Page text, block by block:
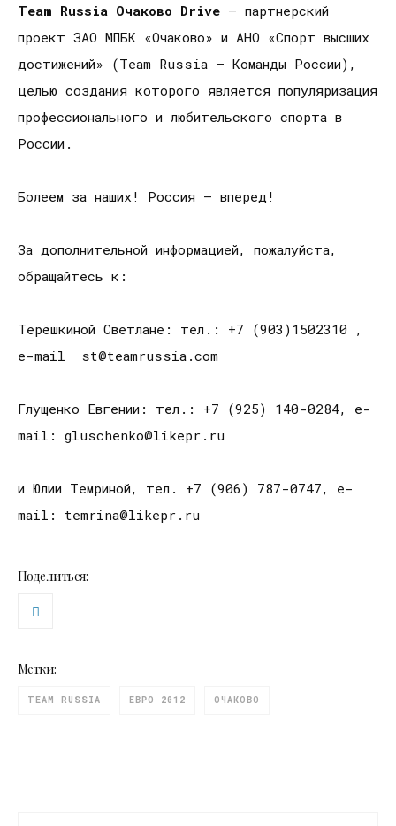
Team Russia Очаково Drive – партнерский
проект ЗАО МПБК «Очаково» и АНО «Спорт высших
достижений» (Team Russia – Команды России),
целью создания которого является популяризация
профессионального и любительского спорта в
России.
Болеем за наших! Россия – вперед!
За дополнительной информацией, пожалуйста,
обращайтесь к:
Терёшкиной Светлане: тел.: +7 (903)1502310 ,
e-mail st@teamrussia.com
Глущенко Евгении: тел.: +7 (925) 140-0284, e-
mail: gluschenko@likepr.ru
и Юлии Темриной, тел. +7 (906) 787-0747, e-
mail: temrina@likepr.ru
Поделиться:
Метки:
TEAM RUSSIA ЕВРО 2012 ОЧАКОВО